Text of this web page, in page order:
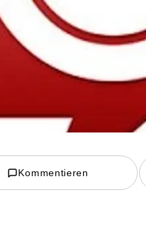
Kommentieren